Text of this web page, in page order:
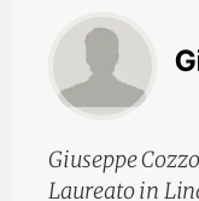
Giuseppe
Laureato in